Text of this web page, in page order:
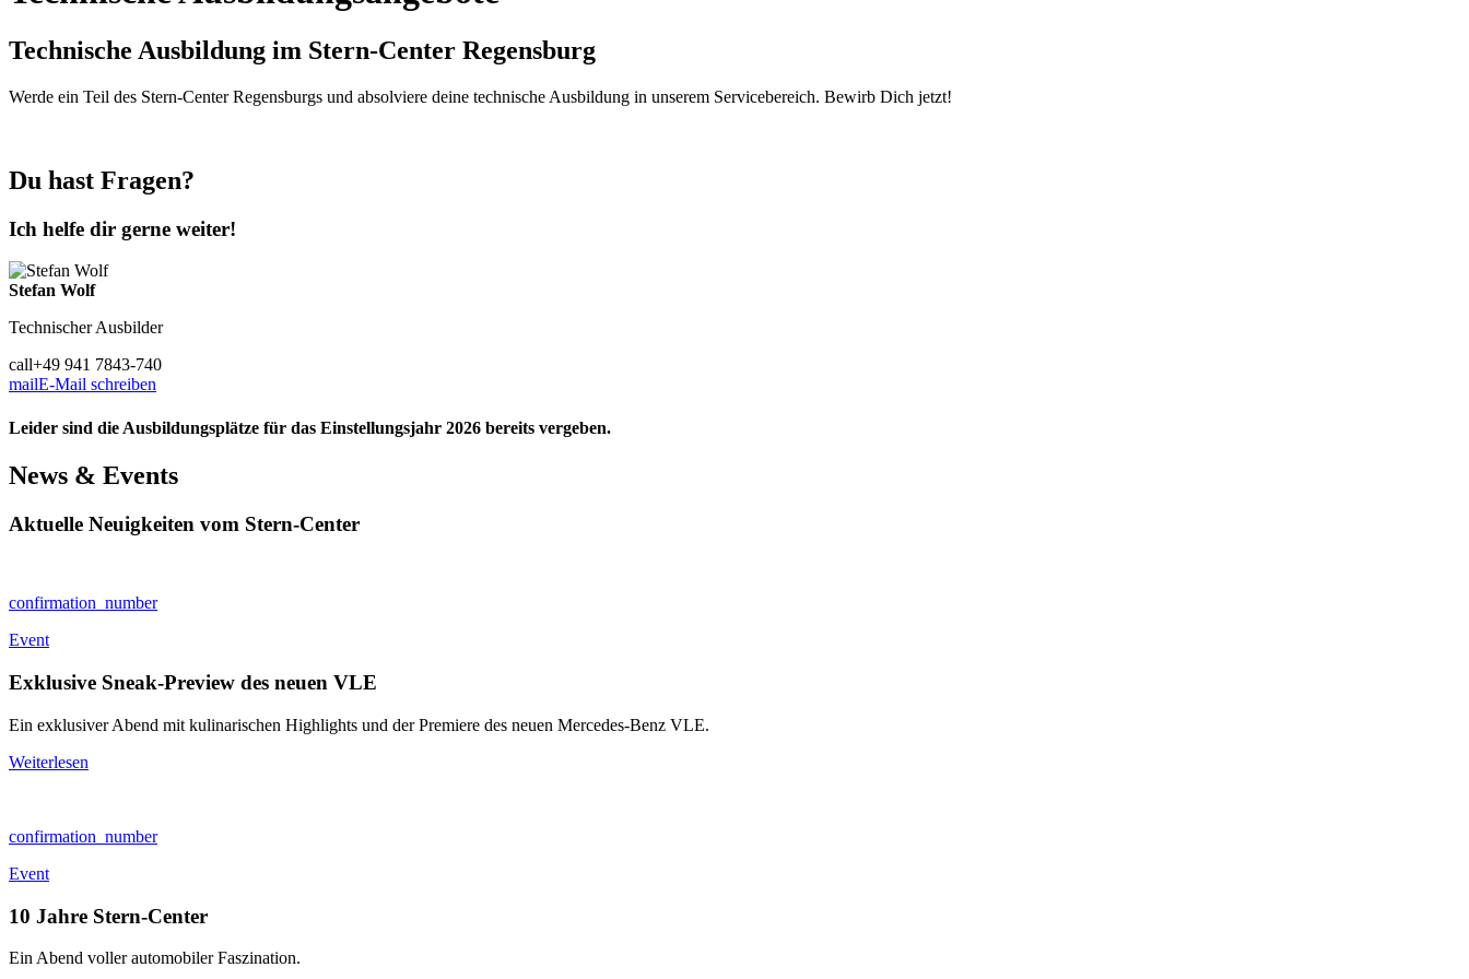
Technische Ausbildung im Stern-Center Regensburg
Werde ein Teil des Stern-Center Regensburgs und absolviere deine technische Ausbildung in unserem Servicebereich. Bewirb Dich jetzt!
Du hast Fragen?
Ich helfe dir gerne weiter!
Stefan Wolf
Technischer Ausbilder
call+49 941 7843-740
mailE-Mail schreiben
Leider sind die Ausbildungsplätze für das Einstellungsjahr 2026 bereits vergeben.
News & Events
Aktuelle Neuigkeiten vom Stern-Center
confirmation_number
Event
Exklusive Sneak-Preview des neuen VLE
Ein exklusiver Abend mit kulinarischen Highlights und der Premiere des neuen Mercedes-Benz VLE.
Weiterlesen
confirmation_number
Event
10 Jahre Stern-Center
Ein Abend voller automobiler Faszination.